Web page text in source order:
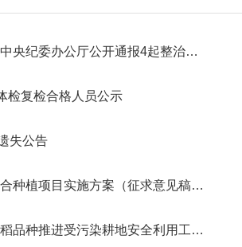
央纪委办公厅公开通报4起整治…
检复检合格人员公示
失公告
种植项目实施方案（征求意见稿…
品种推进受污染耕地安全利用工…